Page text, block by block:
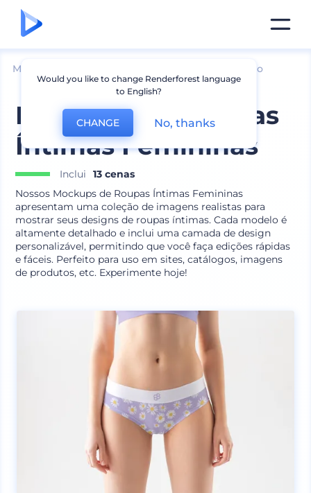
Mockups Mais Mockups de Vestuário
Mockups de Roupas
Íntimas Femininas
Inclui
13 cenas
Nossos Mockups de Roupas Íntimas Femininas
apresentam uma coleção de imagens realistas para
mostrar seus designs de roupas íntimas. Cada modelo é
altamente detalhado e inclui uma camada de design
personalizável, permitindo que você faça edições rápidas
e fáceis. Perfeito para uso em sites, catálogos, imagens
de produtos, etc. Experimente hoje!
Would you like to change Renderforest language
to English?
CHANGE No, thanks